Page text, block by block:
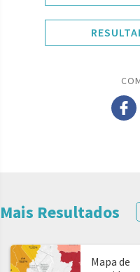
Mais Resultados
Mapa de